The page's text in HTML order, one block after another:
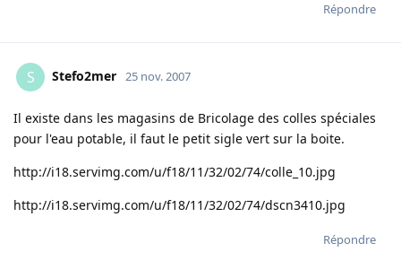
Répondre
S Stefo2mer 25 nov. 2007
Il existe dans les magasins de Bricolage des colles spéciales
pour l'eau potable, il faut le petit sigle vert sur la boite.
http://i18.servimg.com/u/f18/11/32/02/74/colle_10.jpg
http://i18.servimg.com/u/f18/11/32/02/74/dscn3410.jpg
Répondre